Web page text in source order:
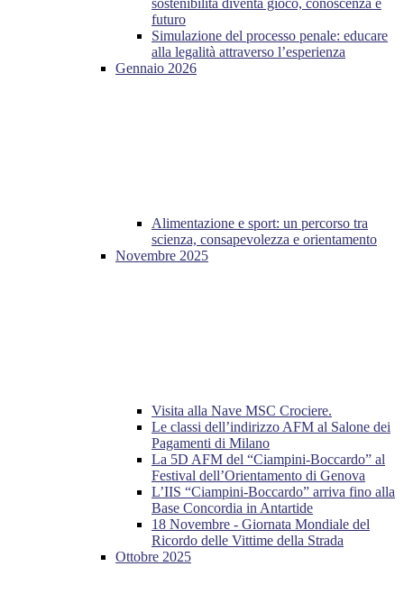
sostenibilità diventa gioco, conoscenza e
futuro
Simulazione del processo penale: educare
alla legalità attraverso l’esperienza
Gennaio 2026
Alimentazione e sport: un percorso tra
scienza, consapevolezza e orientamento
Novembre 2025
Visita alla Nave MSC Crociere.
Le classi dell’indirizzo AFM al Salone dei
Pagamenti di Milano
La 5D AFM del “Ciampini-Boccardo” al
Festival dell’Orientamento di Genova
L’IIS “Ciampini-Boccardo” arriva fino alla
Base Concordia in Antartide
18 Novembre - Giornata Mondiale del
Ricordo delle Vittime della Strada
Ottobre 2025